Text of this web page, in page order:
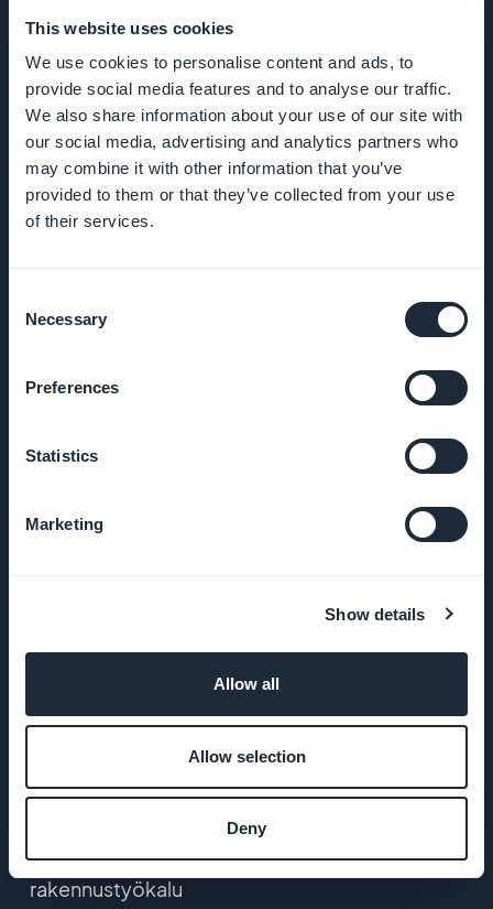
This website uses cookies
We use cookies to personalise content and ads, to
provide social media features and to analyse our traffic.
We also share information about your use of our site with
our social media, advertising and analytics partners who
may combine it with other information that you’ve
provided to them or that they’ve collected from your use
of their services.
Selection
Necessary
Preferences
Statistics
Marketing
Show details
Allow all
Allow selection
Deny
Tietoa meistä
Poikkeuksellinen
apu
Paina
YLEISET EHDOT
TUOTE
Verkkokauppasovellus
Mobiilisovellusten
rakennustyökalu